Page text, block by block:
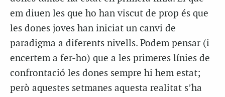
em diuen les que ho han viscut de prop és que
les dones joves han iniciat un canvi de
paradigma a diferents nivells. Podem pensar (i
encertem a fer-ho) que a les primeres línies de
confrontació les dones sempre hi hem estat;
però aquestes setmanes aquesta realitat s’ha